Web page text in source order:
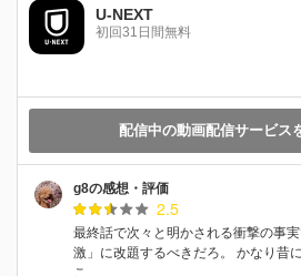
U-NEXT
初回31日間無料
配信中の動画配信サービス
g8の感想・評価
2.5
最終話で次々と明かされる衝撃の事
激」に改題するべきだろ。 かなり昔
こ…